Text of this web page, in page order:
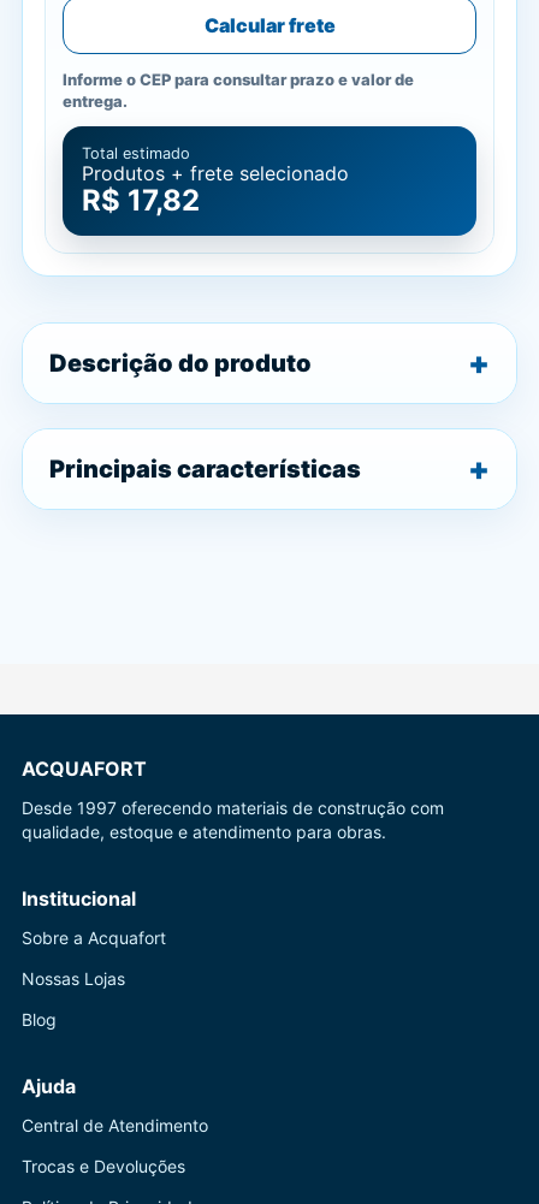
Calcular frete
Informe o CEP para consultar prazo e valor de
entrega.
Total estimado
Produtos + frete selecionado
R$ 17,82
Descrição do produto
Principais características
ACQUAFORT
Desde 1997 oferecendo materiais de construção com
qualidade, estoque e atendimento para obras.
Institucional
Sobre a Acquafort
Nossas Lojas
Blog
Ajuda
Central de Atendimento
Trocas e Devoluções